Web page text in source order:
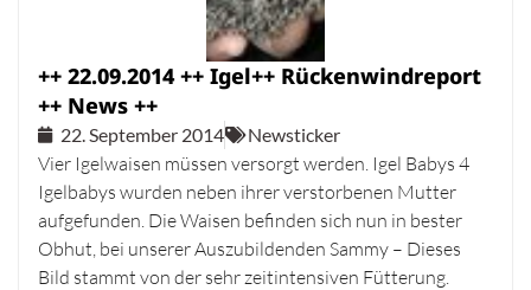
++ 22.09.2014 ++ Igel++ Rückenwindreport
++ News ++
22. September 2014 Newsticker
Vier Igelwaisen müssen versorgt werden. Igel Babys 4
Igelbabys wurden neben ihrer verstorbenen Mutter
aufgefunden. Die Waisen befinden sich nun in bester
Obhut, bei unserer Auszubildenden Sammy – Dieses
Bild stammt von der sehr zeitintensiven Fütterung.